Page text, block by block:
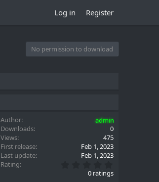
Log in Register
No permission to download
Author
admin
Downloads
0
Views
475
First release
Feb 1, 2023
Last update
Feb 1, 2023
Rating
.
0 ratings